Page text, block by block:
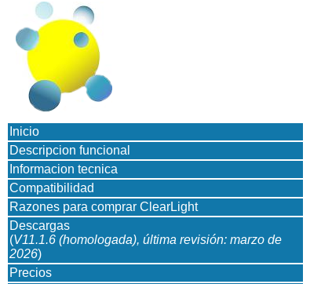
Inicio
Descripcion funcional
Informacion tecnica
Compatibilidad
Razones para comprar ClearLight
Descargas
(V11.1.6 (homologada), última revisión: marzo de
2026)
Precios